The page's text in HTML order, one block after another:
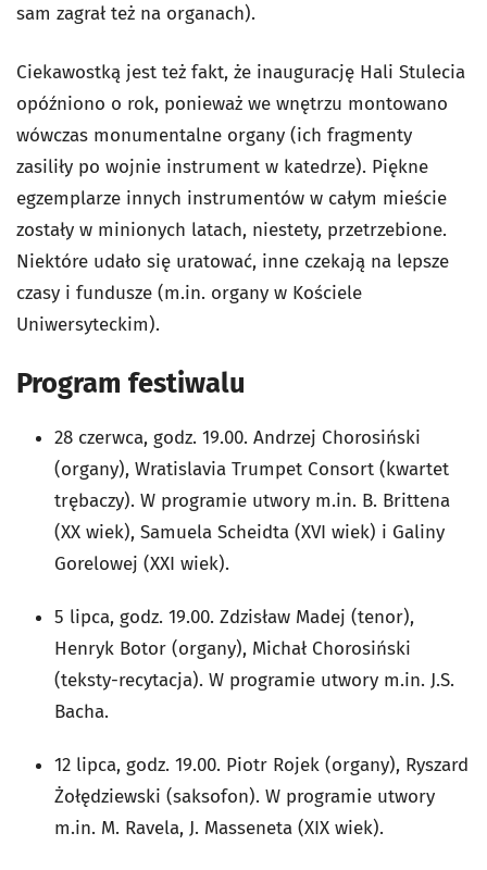
sam zagrał też na organach).
Ciekawostką jest też fakt, że inaugurację Hali Stulecia
opóźniono o rok, ponieważ we wnętrzu montowano
wówczas monumentalne organy (ich fragmenty
zasiliły po wojnie instrument w katedrze). Piękne
egzemplarze innych instrumentów w całym mieście
zostały w minionych latach, niestety, przetrzebione.
Niektóre udało się uratować, inne czekają na lepsze
czasy i fundusze (m.in. organy w Kościele
Uniwersyteckim).
Program festiwalu
28 czerwca, godz. 19.00. Andrzej Chorosiński
(organy), Wratislavia Trumpet Consort (kwartet
trębaczy). W programie utwory m.in. B. Brittena
(XX wiek), Samuela Scheidta (XVI wiek) i Galiny
Gorelowej (XXI wiek).
5 lipca, godz. 19.00. Zdzisław Madej (tenor),
Henryk Botor (organy), Michał Chorosiński
(teksty-recytacja). W programie utwory m.in. J.S.
Bacha.
12 lipca, godz. 19.00. Piotr Rojek (organy), Ryszard
Żołędziewski (saksofon). W programie utwory
m.in. M. Ravela, J. Masseneta (XIX wiek).